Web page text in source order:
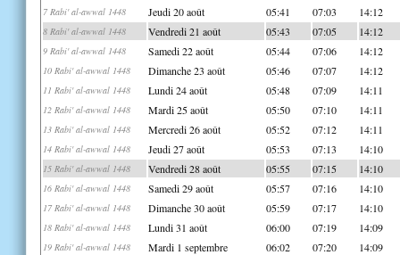
7 Rabi' al-awwal 1448 Jeudi 20 août 05:41 07:03 14:12
8 Rabi' al-awwal 1448 Vendredi 21 août 05:43 07:05 14:12
9 Rabi' al-awwal 1448 Samedi 22 août 05:44 07:06 14:12
10 Rabi' al-awwal 1448 Dimanche 23 août 05:46 07:07 14:12
11 Rabi' al-awwal 1448 Lundi 24 août 05:48 07:09 14:11
12 Rabi' al-awwal 1448 Mardi 25 août 05:50 07:10 14:11
13 Rabi' al-awwal 1448 Mercredi 26 août 05:52 07:12 14:11
14 Rabi' al-awwal 1448 Jeudi 27 août 05:53 07:13 14:10
15 Rabi' al-awwal 1448 Vendredi 28 août 05:55 07:15 14:10
16 Rabi' al-awwal 1448 Samedi 29 août 05:57 07:16 14:10
17 Rabi' al-awwal 1448 Dimanche 30 août 05:59 07:17 14:10
18 Rabi' al-awwal 1448 Lundi 31 août 06:00 07:19 14:09
19 Rabi' al-awwal 1448 Mardi 1 septembre 06:02 07:20 14:09